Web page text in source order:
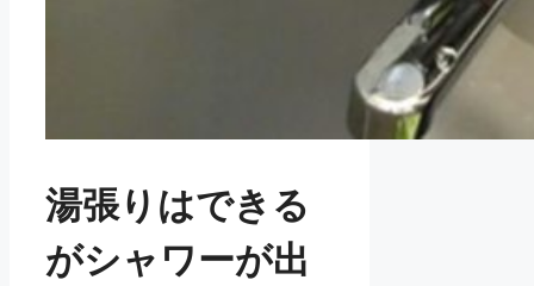
湯張りはできる
がシャワーが出